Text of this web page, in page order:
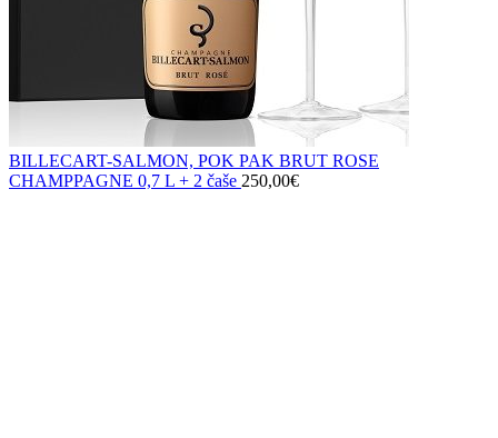
BILLECART-SALMON, POK PAK BRUT ROSE
CHAMPPAGNE 0,7 L + 2 čaše 250,00€